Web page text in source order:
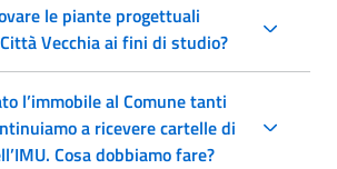
le piante progettuali
Vecchia ai fini di studio?
l’immobile al Comune tanti
a ricevere cartelle di
Cosa dobbiamo fare?